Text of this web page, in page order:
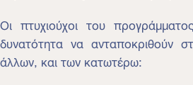
Οι πτυχιούχοι του
δυνατότητα να ανταποκριθούν
άλλων, και των κατωτέρω: